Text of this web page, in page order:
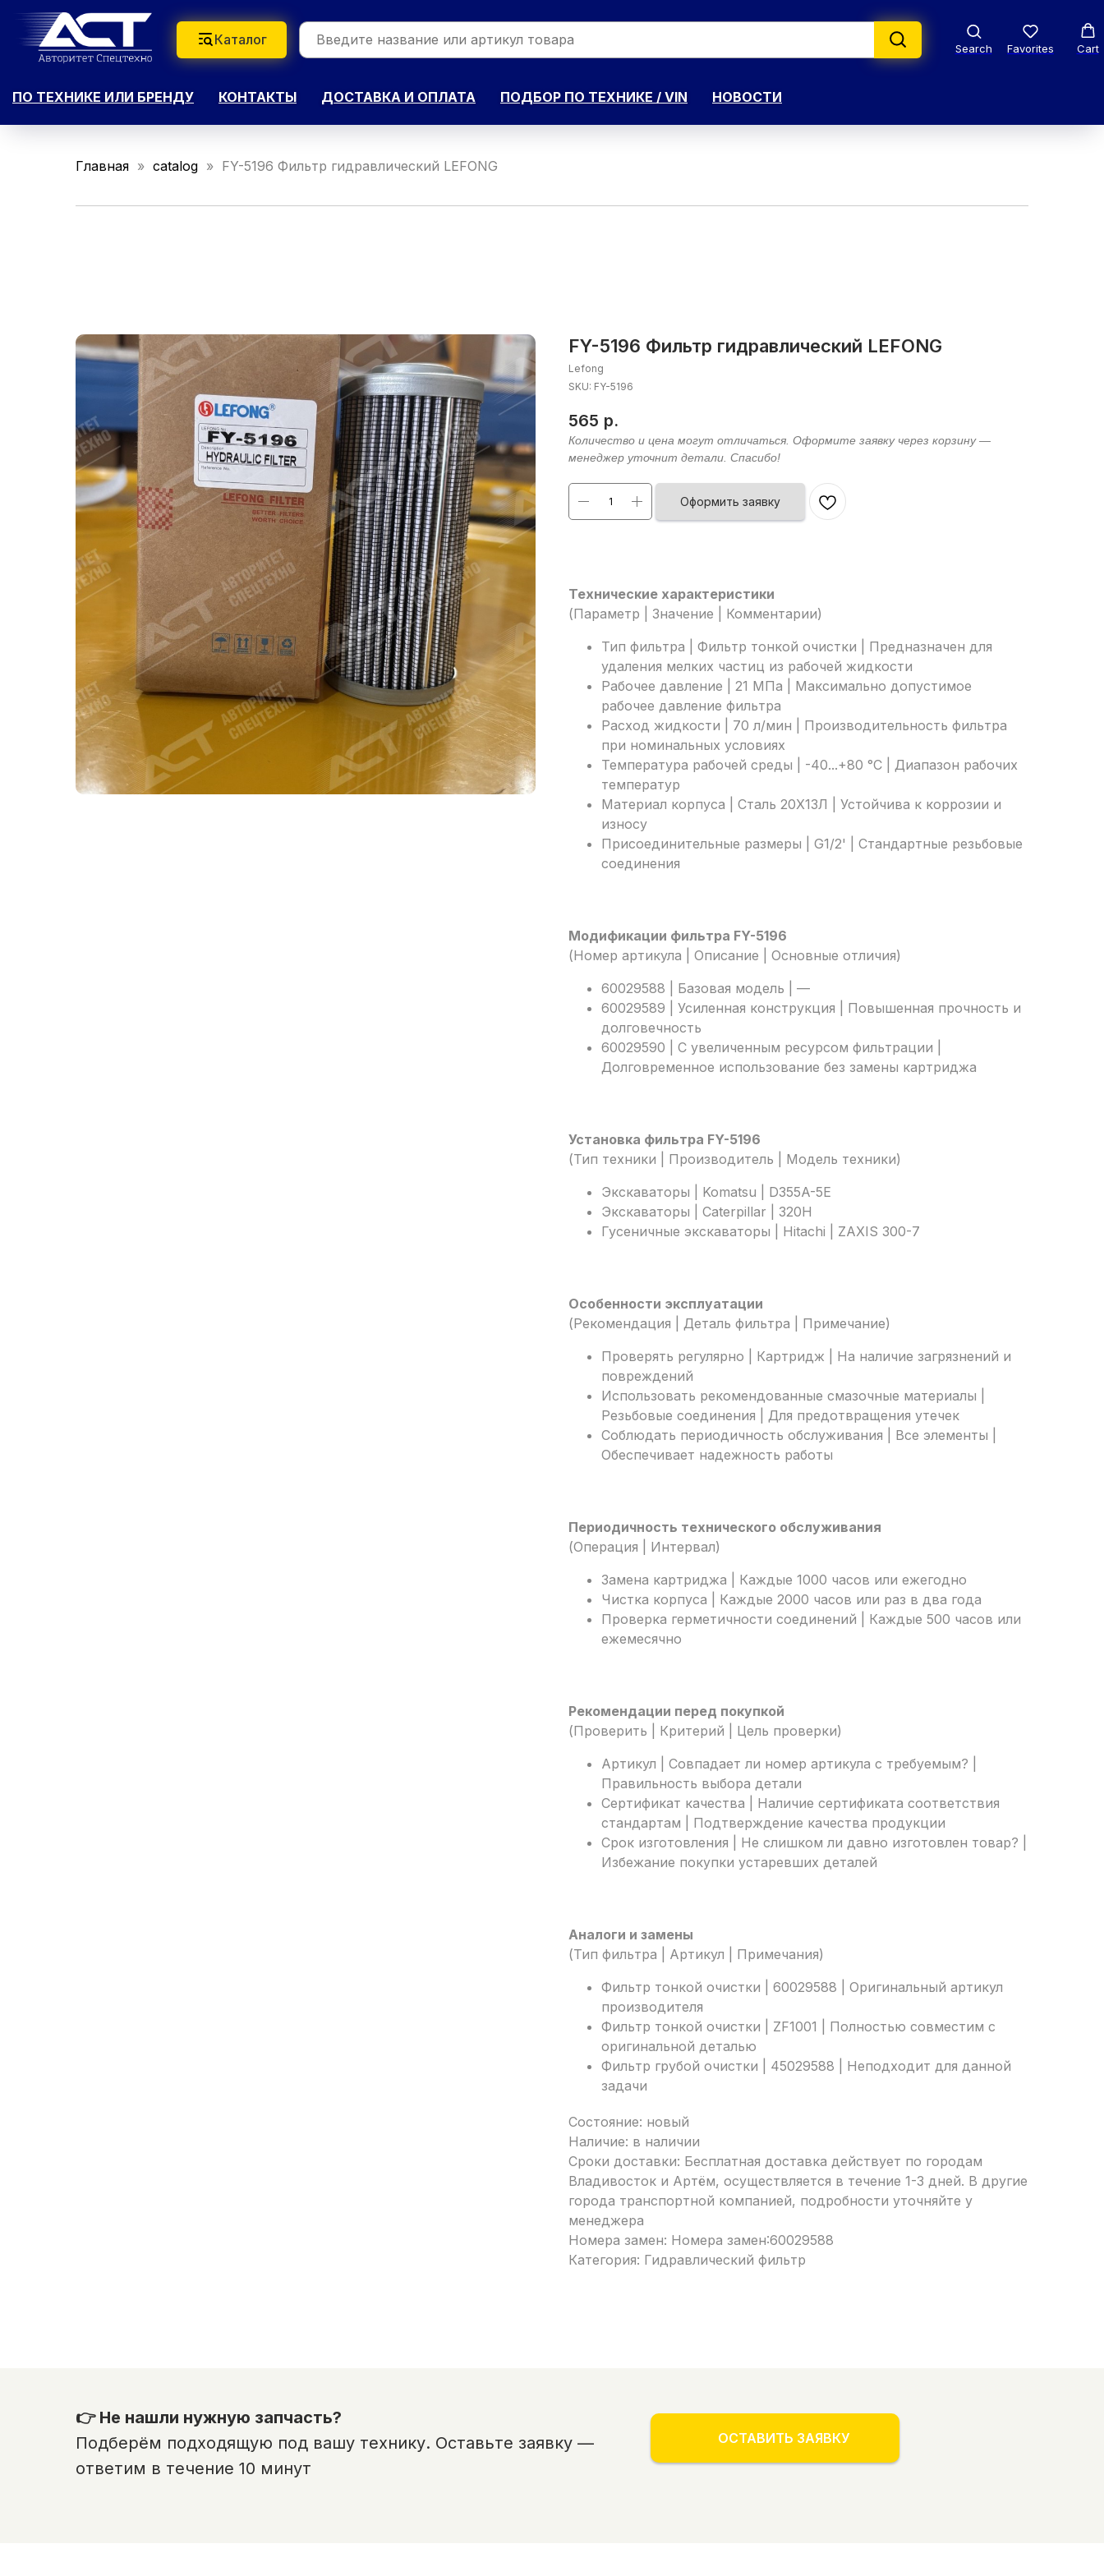
Каталог
Search Favorites Cart
ПО ТЕХНИКЕ ИЛИ БРЕНДУ КОНТАКТЫ ДОСТАВКА И ОПЛАТА ПОДБОР ПО ТЕХНИКЕ / VIN НОВОСТИ
Главная catalog FY-5196 Фильтр гидравлический LEFONG
FY-5196 Фильтр гидравлический LEFONG
Lefong
SKU: FY-5196
565 р.
Оформить заявку
Технические характеристики
(Параметр | Значение | Комментарии)
Тип фильтра | Фильтр тонкой очистки | Предназначен для
удаления мелких частиц из рабочей жидкости
Рабочее давление | 21 МПа | Максимально допустимое
рабочее давление фильтра
Расход жидкости | 70 л/мин | Производительность фильтра
при номинальных условиях
Температура рабочей среды | -40...+80 °C | Диапазон рабочих
температур
Материал корпуса | Сталь 20Х13Л | Устойчива к коррозии и
износу
Присоединительные размеры | G1/2' | Стандартные резьбовые
соединения
Модификации фильтра FY-5196
(Номер артикула | Описание | Основные отличия)
60029588 | Базовая модель | —
60029589 | Усиленная конструкция | Повышенная прочность и
долговечность
60029590 | С увеличенным ресурсом фильтрации |
Долговременное использование без замены картриджа
Установка фильтра FY-5196
(Тип техники | Производитель | Модель техники)
Экскаваторы | Komatsu | D355A-5E
Экскаваторы | Caterpillar | 320H
Гусеничные экскаваторы | Hitachi | ZAXIS 300-7
Особенности эксплуатации
(Рекомендация | Деталь фильтра | Примечание)
Проверять регулярно | Картридж | На наличие загрязнений и
повреждений
Использовать рекомендованные смазочные материалы |
Резьбовые соединения | Для предотвращения утечек
Соблюдать периодичность обслуживания | Все элементы |
Обеспечивает надежность работы
Периодичность технического обслуживания
(Операция | Интервал)
Замена картриджа | Каждые 1000 часов или ежегодно
Чистка корпуса | Каждые 2000 часов или раз в два года
Проверка герметичности соединений | Каждые 500 часов или
ежемесячно
Рекомендации перед покупкой
(Проверить | Критерий | Цель проверки)
Артикул | Совпадает ли номер артикула с требуемым? |
Правильность выбора детали
Сертификат качества | Наличие сертификата соответствия
стандартам | Подтверждение качества продукции
Срок изготовления | Не слишком ли давно изготовлен товар? |
Избежание покупки устаревших деталей
Аналоги и замены
(Тип фильтра | Артикул | Примечания)
Фильтр тонкой очистки | 60029588 | Оригинальный артикул
производителя
Фильтр тонкой очистки | ZF1001 | Полностью совместим с
оригинальной деталью
Фильтр грубой очистки | 45029588 | Неподходит для данной
задачи
Состояние: новый
Наличие: в наличии
Сроки доставки: Бесплатная доставка действует по городам
Владивосток и Артём, осуществляется в течение 1-3 дней. В другие
города транспортной компанией, подробности уточняйте у
менеджера
Номера замен: Номера замен:60029588
Категория: Гидравлический фильтр
👉 Не нашли нужную запчасть?
Подберём подходящую под вашу технику. Оставьте заявку —
ответим в течение 10 минут
ОСТАВИТЬ ЗАЯВКУ